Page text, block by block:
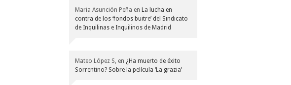
Maria Asunción Peña en La lucha en
contra de los ‘fondos buitre’ del Sindicato
de Inquilinas e Inquilinos de Madrid
Mateo López S, en ¿Ha muerto de éxito
Sorrentino? Sobre la película ‘La grazia’